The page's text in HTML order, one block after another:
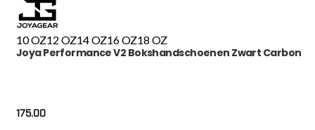
10 OZ12 OZ14 OZ16 OZ18 OZ
Joya Performance V2 Bokshandschoenen Zwart Carbon
175.00